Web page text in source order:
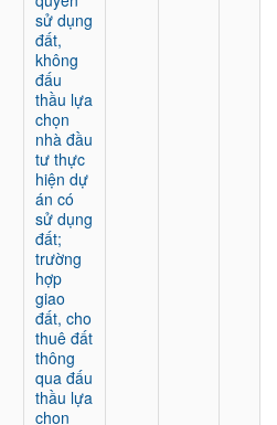
sử dụng
đất,
không
đấu
thầu lựa
chọn
nhà đầu
tư thực
hiện dự
án có
sử dụng
đất;
trường
hợp
giao
đất, cho
thuê đất
thông
qua đấu
thầu lựa
chọn